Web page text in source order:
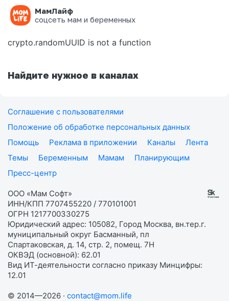
МамЛайф
соцсеть мам и беременных
Ошибка на странице
crypto.randomUUID is not a function
Найдите нужное в каналах
Соглашение с пользователями
Положение об обработке персональных данных
Помощь
Реклама в приложении Каналы
Лента
Темы
Беременным Мамам
Планирующим
Пресс-центр
ООО «Мам Софт»
ИНН/КПП 7707455220 / 770101001
ОГРН 1217700330275
Юридический адрес: 105082, Город Москва, вн.тер.г.
муниципальный округ Басманный, пл
Спартаковская, д. 14, стр. 2, помещ. 7Н
ОКВЭД (основной): 62.01
Вид ИТ-деятельности согласно приказу Минцифры:
12.01
© 2014—2026 · contact@mom.life